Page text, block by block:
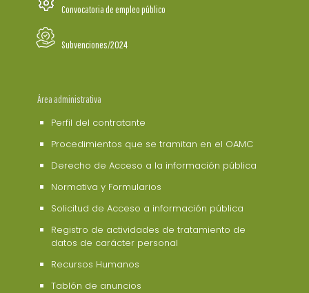
Convocatoria de empleo público
Subvenciones/2024
Área administrativa
Perfil del contratante
Procedimientos que se tramitan en el OAMC
Derecho de Acceso a la información pública
Normativa y Formularios
Solicitud de Acceso a información pública
Registro de actividades de tratamiento de
datos de carácter personal
Recursos Humanos
Tablón de anuncios